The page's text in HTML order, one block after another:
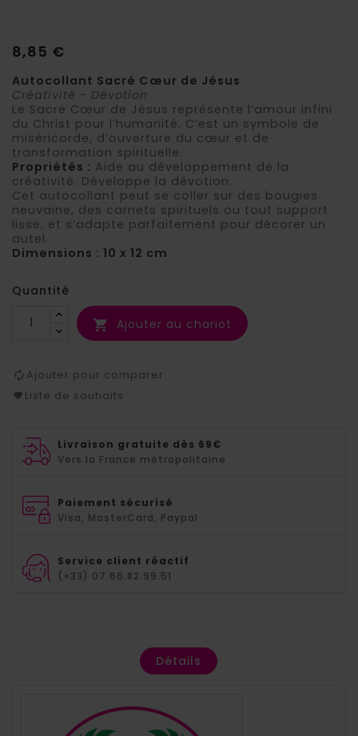
8,85 €
Autocollant Sacré Cœur de Jésus
Créativité - Dévotion
Le Sacré Cœur de Jésus représente l’amour infini
du Christ pour l’humanité. C’est un symbole de
miséricorde, d’ouverture du cœur et de
transformation spirituelle.
Propriétés : Aide au développement de la
créativité. Développe la dévotion.
Cet autocollant peut se coller sur des bougies
neuvaine, des carnets spirituels ou tout support
lisse, et s’adapte parfaitement pour décorer un
autel.
Dimensions : 10 x 12 cm
Quantité
 Ajouter au chariot
Ajouter pour comparer
Liste de souhaits
Livraison gratuite dès 69€
Vers la France métropolitaine
Paiement sécurisé
Visa, MasterCard, Paypal
Service client réactif
(+33) 07.66.82.99.51
Détails